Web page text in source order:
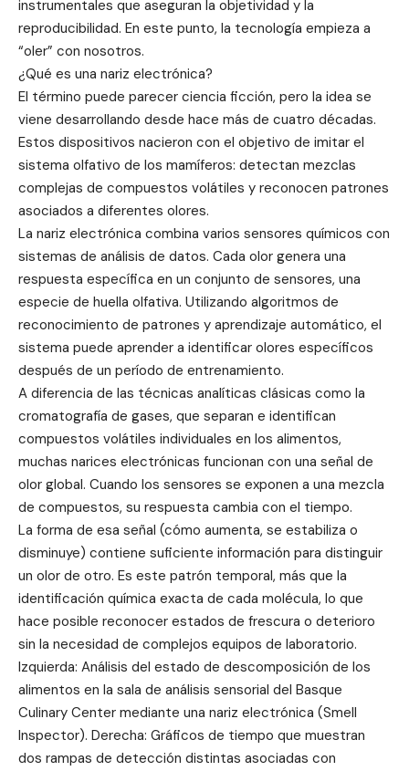
instrumentales que aseguran la objetividad y la
reproducibilidad. En este punto, la tecnología empieza a
“oler” con nosotros.
¿Qué es una nariz electrónica?
El término puede parecer ciencia ficción, pero la idea se
viene desarrollando desde hace más de cuatro décadas.
Estos dispositivos nacieron con el objetivo de imitar el
sistema olfativo de los mamíferos: detectan mezclas
complejas de compuestos volátiles y reconocen patrones
asociados a diferentes olores.
La nariz electrónica combina varios sensores químicos con
sistemas de análisis de datos. Cada olor genera una
respuesta específica en un conjunto de sensores, una
especie de huella olfativa. Utilizando algoritmos de
reconocimiento de patrones y aprendizaje automático, el
sistema puede aprender a identificar olores específicos
después de un período de entrenamiento.
A diferencia de las técnicas analíticas clásicas como la
cromatografía de gases, que separan e identifican
compuestos volátiles individuales en los alimentos,
muchas narices electrónicas funcionan con una señal de
olor global. Cuando los sensores se exponen a una mezcla
de compuestos, su respuesta cambia con el tiempo.
La forma de esa señal (cómo aumenta, se estabiliza o
disminuye) contiene suficiente información para distinguir
un olor de otro. Es este patrón temporal, más que la
identificación química exacta de cada molécula, lo que
hace posible reconocer estados de frescura o deterioro
sin la necesidad de complejos equipos de laboratorio.
Izquierda: Análisis del estado de descomposición de los
alimentos en la sala de análisis sensorial del Basque
Culinary Center mediante una nariz electrónica (Smell
Inspector). Derecha: Gráficos de tiempo que muestran
dos rampas de detección distintas asociadas con